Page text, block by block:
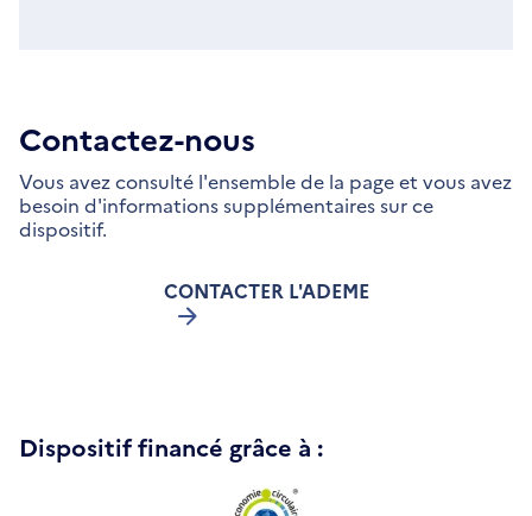
Contactez-nous
Vous avez consulté l'ensemble de la page et vous avez
besoin d'informations supplémentaires sur ce
dispositif.
CONTACTER L'ADEME
Dispositif financé grâce à :